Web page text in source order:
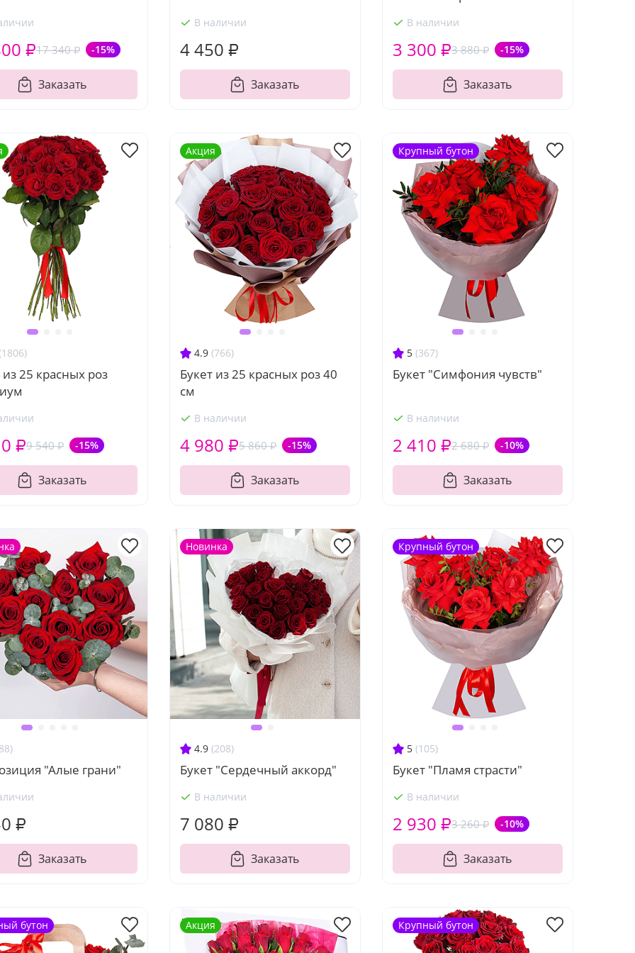
17 340 ₽ -15%
₽
Заказать
В наличии
4 450 ₽
Заказать
В наличии
3 880 ₽ -15%
3 300 ₽
Заказать
из 25 красных роз
9 540 ₽ -15%
₽
Заказать
4.9 (766)
Букет из 25 красных роз 40
см
В наличии
5 860 ₽ -15%
4 980 ₽
Заказать
Акция
5 (367)
Букет "Симфония чувств"
В наличии
2 680 ₽ -10%
2 410 ₽
Заказать
Крупный бутон
"Алые грани"
₽
Заказать
4.9 (208)
Букет "Сердечный аккорд"
В наличии
7 080 ₽
Заказать
Новинка
5 (105)
Букет "Пламя страсти"
В наличии
3 260 ₽ -10%
2 930 ₽
Заказать
Крупный бутон
бутон Акция Крупный бутон